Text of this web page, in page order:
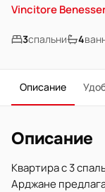
Vincitore
3спальни 4
Описание
Описание
Квартира с 3
Арджане